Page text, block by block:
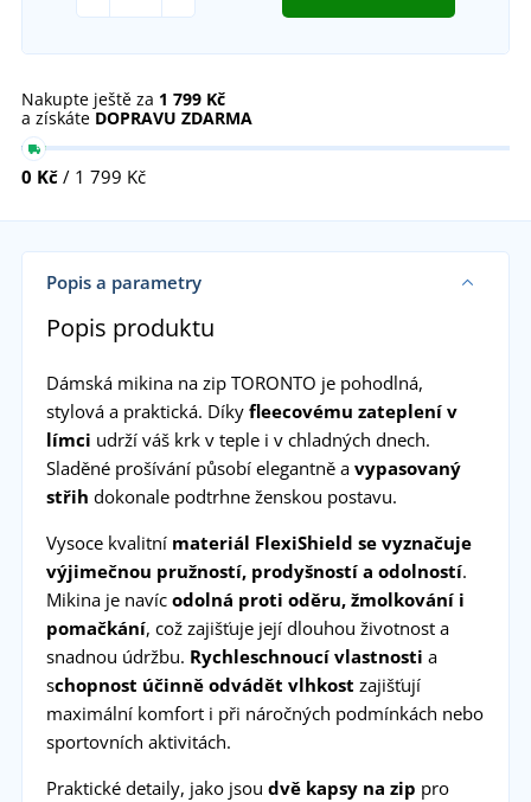
Nakupte ještě za 1 799 Kč
a získáte DOPRAVU ZDARMA
0 Kč / 1 799 Kč
Popis a parametry
Popis produktu
Dámská mikina na zip TORONTO je pohodlná,
stylová a praktická. Díky fleecovému zateplení v
límci udrží váš krk v teple i v chladných dnech.
Sladěné prošívání působí elegantně a vypasovaný
střih dokonale podtrhne ženskou postavu.
Vysoce kvalitní materiál FlexiShield se vyznačuje
výjimečnou pružností, prodyšností a odolností.
Mikina je navíc odolná proti oděru, žmolkování i
pomačkání, což zajišťuje její dlouhou životnost a
snadnou údržbu. Rychleschnoucí vlastnosti a
schopnost účinně odvádět vlhkost zajišťují
maximální komfort i při náročných podmínkách nebo
sportovních aktivitách.
Praktické detaily, jako jsou dvě kapsy na zip pro